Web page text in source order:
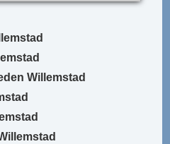
Willemstad